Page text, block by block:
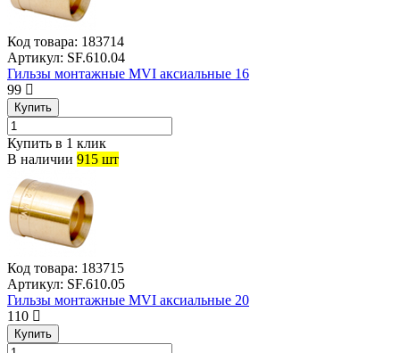
Код товара: 183714
Артикул: SF.610.04
Гильзы монтажные MVI аксиальные 16
99
Купить
Купить в 1 клик
В наличии 915 шт
Код товара: 183715
Артикул: SF.610.05
Гильзы монтажные MVI аксиальные 20
110
Купить